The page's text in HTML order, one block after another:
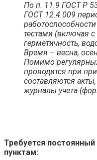
По п. 11.9 ГОСТ Р
ГОСТ 12.4.009
тестами (включая
герметичность,
Время – весна,
Помимо
проводится при
составляются
журналы учета
Требуется
пунктам: